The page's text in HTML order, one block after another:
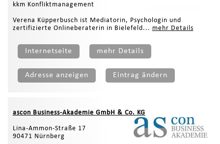
kkm Konfliktmanagement
Verena Küpperbusch ist Mediatorin, Psychologin und
zertifizierte Onlineberaterin in Bielefeld... mehr Details
Internetseite mehr Details
Adresse anzeigen Eintrag ändern
ascon Business-Akademie GmbH & Co. KG
Lina-Ammon-Straße 17
90471 Nürnberg